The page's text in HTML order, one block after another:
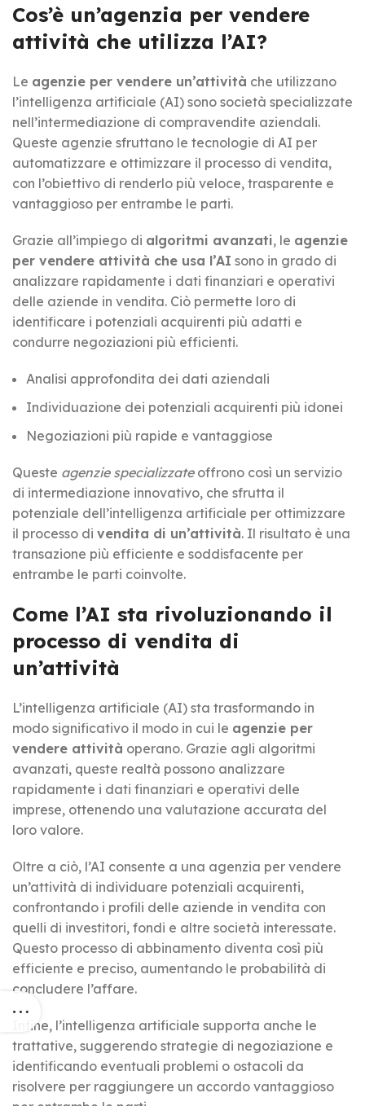
Cos’è un’agenzia per vendere
attività che utilizza l’AI?
Le agenzie per vendere un’attività che utilizzano
l’intelligenza artificiale (AI) sono società specializzate
nell’intermediazione di compravendite aziendali.
Queste agenzie sfruttano le tecnologie di AI per
automatizzare e ottimizzare il processo di vendita,
con l’obiettivo di renderlo più veloce, trasparente e
vantaggioso per entrambe le parti.
Grazie all’impiego di algoritmi avanzati, le agenzie
per vendere attività che usa l’AI sono in grado di
analizzare rapidamente i dati finanziari e operativi
delle aziende in vendita. Ciò permette loro di
identificare i potenziali acquirenti più adatti e
condurre negoziazioni più efficienti.
Analisi approfondita dei dati aziendali
Individuazione dei potenziali acquirenti più idonei
Negoziazioni più rapide e vantaggiose
Queste agenzie specializzateoffrono così un servizio
di intermediazione innovativo, che sfrutta il
potenziale dell’intelligenza artificiale per ottimizzare
il processo di vendita di un’attività. Il risultato è una
transazione più efficiente e soddisfacente per
entrambe le parti coinvolte.
Come l’AI sta rivoluzionando il
processo di vendita di
un’attività
L’intelligenza artificiale (AI) sta trasformando in
modo significativo il modo in cui le agenzie per
vendere attività operano. Grazie agli algoritmi
avanzati, queste realtà possono analizzare
rapidamente i dati finanziari e operativi delle
imprese, ottenendo una valutazione accurata del
loro valore.
Oltre a ciò, l’AI consente a una agenzia per vendere
un’attività di individuare potenziali acquirenti,
confrontando i profili delle aziende in vendita con
quelli di investitori, fondi e altre società interessate.
Questo processo di abbinamento diventa così più
efficiente e preciso, aumentando le probabilità di
concludere l’affare.
Infine, l’intelligenza artificiale supporta anche le
trattative, suggerendo strategie di negoziazione e
identificando eventuali problemi o ostacoli da
risolvere per raggiungere un accordo vantaggioso